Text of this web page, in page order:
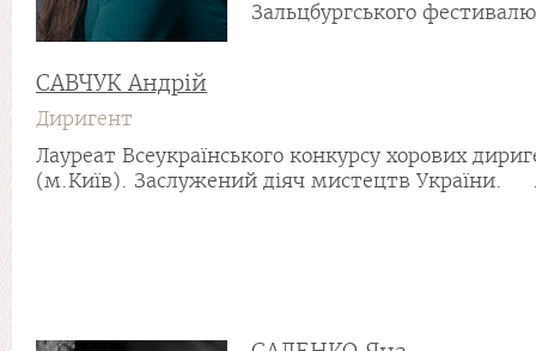
Зальцбургського
САВЧУК Андрій
Диригент
Лауреат Всеукраїнського конкурсу хорових
(м.Київ). Заслужений діяч мистецтв України.